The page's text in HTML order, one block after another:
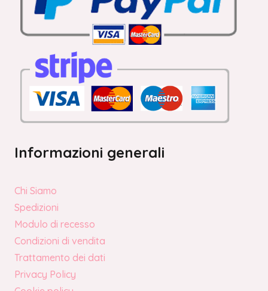
Informazioni generali
Chi Siamo
Spedizioni
Modulo di recesso
Condizioni di vendita
Trattamento dei dati
Privacy Policy